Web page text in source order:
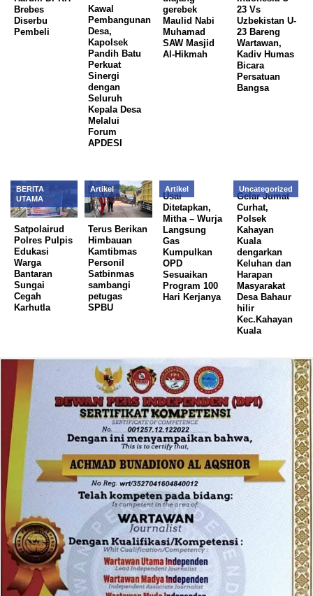
Brebes
Diserbu
Pembeli
Kawal
Pembangunan
Desa,
Kapolsek
Pandih Batu
Perkuat
Sinergi
dengan
Seluruh
Kepala Desa
Melalui
Forum
APDESI
gerebek
Maulid Nabi
Muhamad
SAW Masjid
Al-Hikmah
23 Vs
Uzbekistan U-
23 Bareng
Wartawan,
Kadiv Humas
Bicara
Persatuan
Bangsa
BERITA
UTAMA
Satpolairud
Polres Pulpis
Edukasi
Warga
Bantaran
Sungai
Cegah
Karhutla
Artikel
Terus Berikan
Himbauan
Kamtibmas
Personil
Satbinmas
sambangi
petugas
SPBU
Artikel
Usai
Ditetapkan,
Mitha – Wurja
Langsung
Gas
Kumpulkan
OPD
Sesuaikan
Program 100
Hari Kerjanya
Uncategorized
Gelar Jumat
Curhat,
Polsek
Kahayan
Kuala
dengarkan
Keluhan dan
Harapan
Masyarakat
Desa Bahaur
hilir
Kec.Kahayan
Kuala